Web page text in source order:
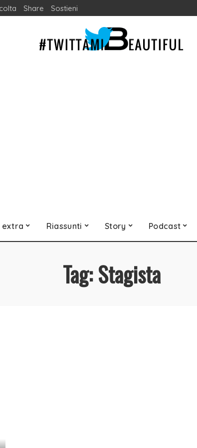
Share Sostieni
extra Riassunti Story Podcast
Tag:Stagista